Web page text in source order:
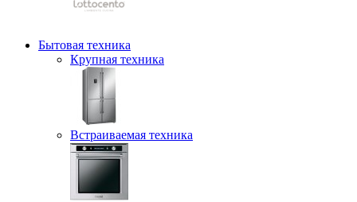
Бытовая техника
Крупная техника
Встраиваемая техника